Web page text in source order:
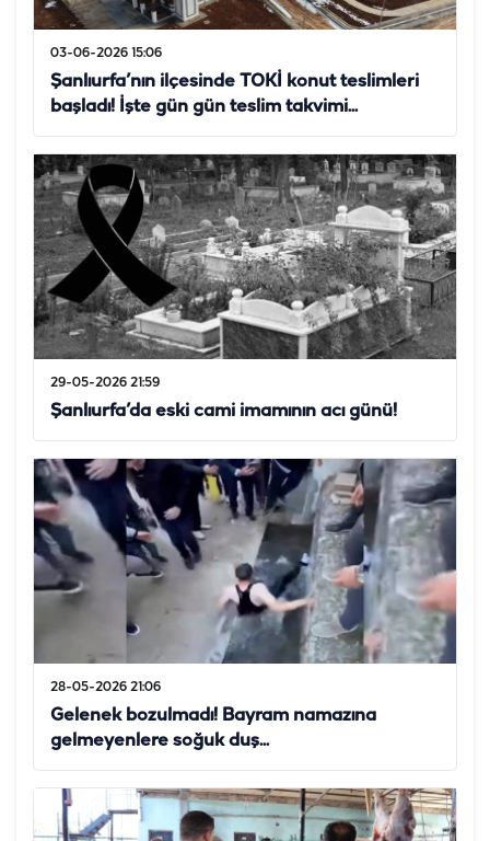
03-06-2026 15:06
Şanlıurfa’nın ilçesinde TOKİ konut teslimleri
başladı! İşte gün gün teslim takvimi...
29-05-2026 21:59
Şanlıurfa’da eski cami imamının acı günü!
28-05-2026 21:06
Gelenek bozulmadı! Bayram namazına
gelmeyenlere soğuk duş...